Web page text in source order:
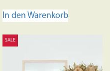
In den Warenkorb
SALE